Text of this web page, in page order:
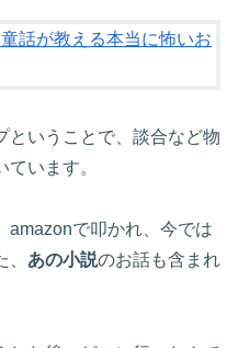
ということで、談合など物
います。
amazonで叩かれ、今では
あの小説のお話も含まれ